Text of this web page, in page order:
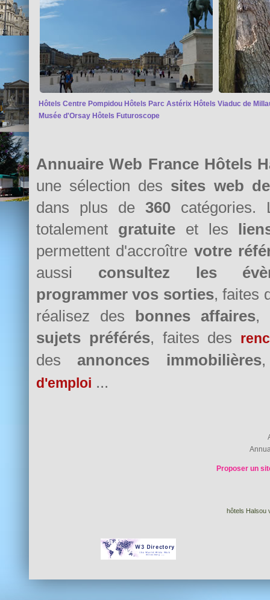
Hôtels Centre Pompidou Hôtels Parc Astérix Hôtels Viaduc de
Musée d'Orsay Hôtels Futuroscope
Annuaire Web France Hôtels
une sélection des sites web
dans plus de 360 catégories.
totalement gratuiteet les
permettent d'accroître votre
aussi consultez les
programmer vos sorties, faites
réalisez des
bonnes affaires,
sujets préférés, faites des
desannonces immobilières
d'emploi ...
Proposer un
hôtels Halsou